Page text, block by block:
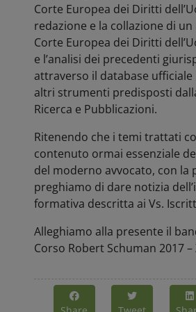
Corte Europea dei Diritti
redazione e la collazione di
Corte Europea dei Diritti
e l’analisi dei precedenti
attraverso il database ufficiale
altri strumenti predisposti
Ricerca e Pubblicazioni.
Ritenendo che i temi trattati
contenuto ormai essenziale
del moderno avvocato, con la
preghiamo di dare notizia
formativa descritta ai Vs.
Alleghiamo alla presente il
Corso Robert Schuman 2017 –